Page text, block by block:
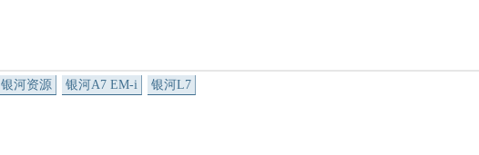
银河资源 银河A7 EM-i 银河L7